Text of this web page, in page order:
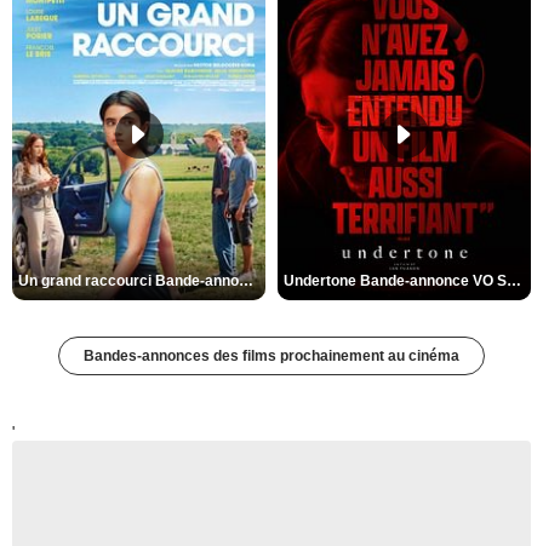
Un grand raccourci Bande-annonce VF Undertone Bande-annonce VO STFR
Bandes-annonces des films prochainement au cinéma
'